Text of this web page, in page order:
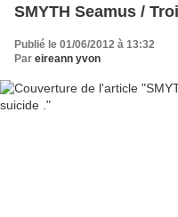
SMYTH Seamus /
Publié le 01/06/2012 à 13:32
Par eireann yvon